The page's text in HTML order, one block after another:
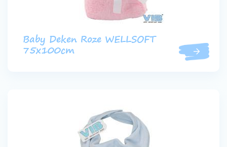
Baby Deken Roze WELLSOFT
75x100cm